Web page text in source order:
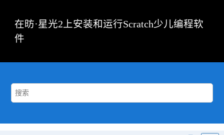
在昉·星光2上安装和运行Scratch少儿编程软
件